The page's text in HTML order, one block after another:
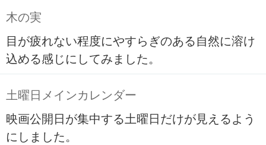
木の実
目が疲れない程度にやすらぎのある自然に溶け
込める感じにしてみました。
土曜日メインカレンダー
映画公開日が集中する土曜日だけが見えるよう
にしました。